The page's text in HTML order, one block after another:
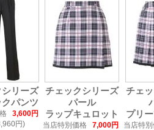
リーズ
パンツ
3,600円
円)
チェックシリーズ
パール
ラップキュロット
当店特別価格
7,000円
チェ
プリ
当店特